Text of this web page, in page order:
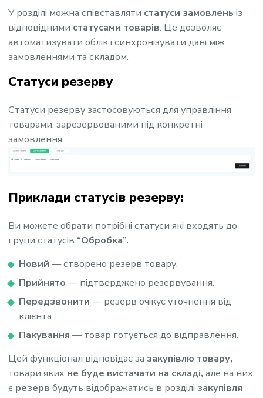
У розділі можна співставляти статуси замовлень із
відповідними статусами товарів. Це дозволяє
автоматизувати облік і синхронізувати дані між
замовленнями та складом.
Статуси резерву
Статуси резерву застосовуються для управління
товарами, зарезервованими під конкретні
замовлення.
Приклади статусів резерву:
Ви можете обрати потрібні статуси які входять до
групи статусів “Обробка”.
Новий — створено резерв товару.
Прийнято — підтверджено резервування.
Передзвонити — резерв очікує уточнення від
клієнта.
Пакування — товар готується до відправлення.
Цей функціонал відповідає за закупівлю товару,
товари яких не буде вистачати на складі, але на них
є резерв будуть відображатись в розділі закупівля